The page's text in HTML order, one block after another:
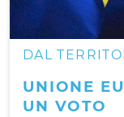
DAL
UNIONE
UN VOTO